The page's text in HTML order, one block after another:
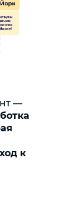
—
к